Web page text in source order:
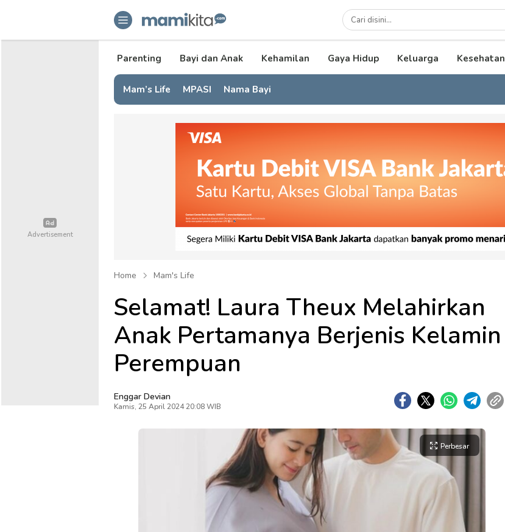
mamikita.com
Informasi Parenting untuk Mami Milenial
Parenting Bayi dan Anak Kehamilan Gaya Hidup Keluarga Kesehatan
Mam’s Life MPASI Nama Bayi
Home Mam's Life
Selamat! Laura Theux Melahirkan
Anak Pertamanya Berjenis Kelamin
Perempuan
Enggar Devian
Kamis, 25 April 2024 20:08 WIB
Perbesar